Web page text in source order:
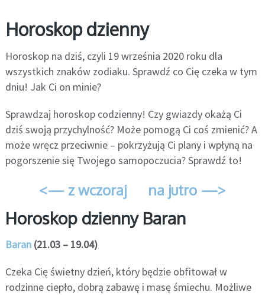
Horoskop dzienny
Horoskop na dziś, czyli 19 września 2020 roku dla
wszystkich znaków zodiaku. Sprawdź co Cię czeka w tym
dniu! Jak Ci on minie?
Sprawdzaj horoskop codzienny! Czy gwiazdy okażą Ci
dziś swoją przychylność? Może pomogą Ci coś zmienić? A
może wręcz przeciwnie – pokrzyżują Ci plany i wpłyną na
pogorszenie się Twojego samopoczucia? Sprawdź to!
<— z wczoraj na jutro —>
Horoskop dzienny Baran
Baran(21.03 – 19.04)
Czeka Cię świetny dzień, który będzie obfitował w
rodzinne ciepło, dobrą zabawę i masę śmiechu. Możliwe